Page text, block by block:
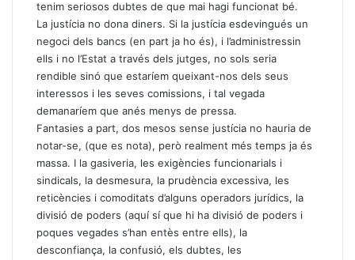
tenim seriosos dubtes de que mai hagi funcionat bé.
La justícia no dona diners. Si la justícia esdevingués un
negoci dels bancs (en part ja ho és), i l’administressin
ells i no l’Estat a través dels jutges, no sols seria
rendible sinó que estaríem queixant-nos dels seus
interessos i les seves comissions, i tal vegada
demanaríem que anés menys de pressa.
Fantasies a part, dos mesos sense justícia no hauria de
notar-se, (que es nota), però realment més temps ja és
massa. I la gasiveria, les exigències funcionarials i
sindicals, la desmesura, la prudència excessiva, les
reticències i comoditats d’alguns operadors jurídics, la
divisió de poders (aquí sí que hi ha divisió de poders i
poques vegades s’han entès entre ells), la
desconfiança, la confusió, els dubtes, les